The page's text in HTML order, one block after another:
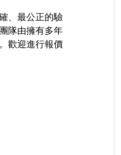
、最公正的驗
隊由擁有多年
歡迎進行報價